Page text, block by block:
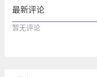
最新评论
暂无评论